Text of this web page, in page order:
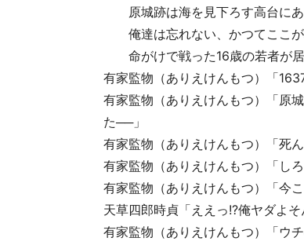
原城跡は海を見下ろす高台に
俺達は忘れない、かつてここが
命がけで戦った16歳の若者が
有家監物（ありえけんもつ）「
有家監物（ありえけんもつ）「原
た──」
有家監物（ありえけんもつ）「死
有家監物（ありえけんもつ）「しろ
有家監物（ありえけんもつ）「今
天草四郎時貞「ええっ!?️俺ヤダよそ
有家監物（ありえけんもつ）「ウ